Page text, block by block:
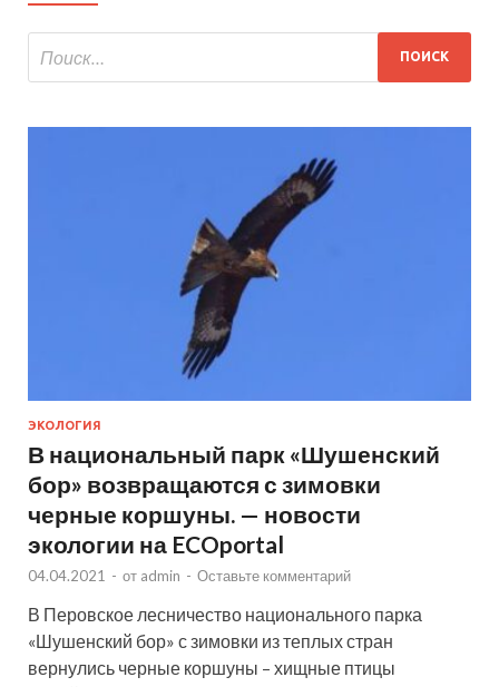
ЭКОЛОГИЯ
В национальный парк «Шушенский
бор» возвращаются с зимовки
черные коршуны. — новости
экологии на ECOportal
04.04.2021 - от admin - Оставьте комментарий
В Перовское лесничество национального парка
«Шушенский бор» с зимовки из теплых стран
вернулись черные коршуны – хищные птицы